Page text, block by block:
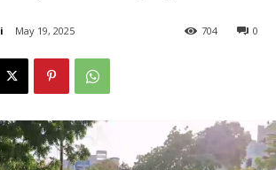
May 19, 2025 0
704